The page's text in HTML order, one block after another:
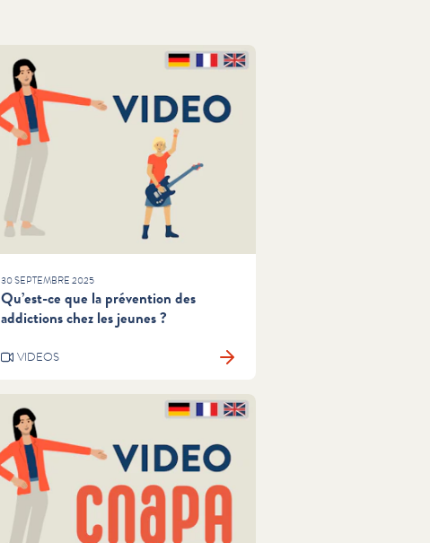
30 SEPTEMBRE 2025
Qu’est-ce que la prévention des
addictions chez les jeunes ?
VIDEOS